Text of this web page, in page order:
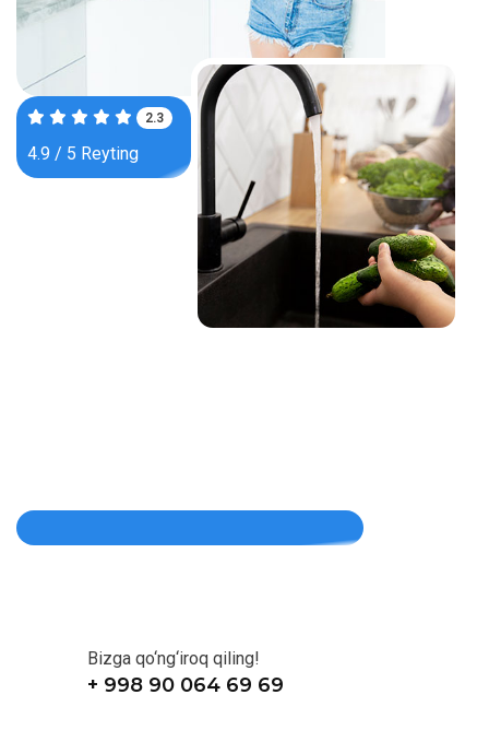
3.7
4.9 / 5 Reyting
Bizga qo‘ng‘iroq qiling!
+ 998 90 064 69 69